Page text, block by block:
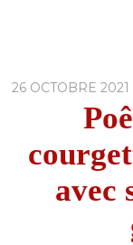
26 OCTOBRE 2021
avec